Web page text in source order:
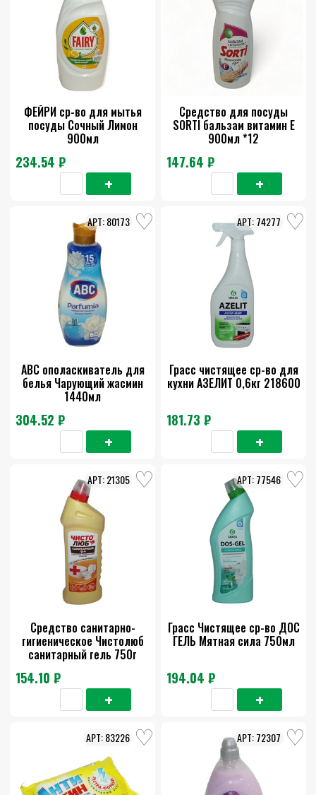
ФЕЙРИ ср-во для мытья
посуды Сочный Лимон
900мл
234.54 ₽
Средство для посуды
SORTI бальзам витамин Е
900мл *12
147.64 ₽
АВС ополаскиватель для
белья Чарующий жасмин
1440мл
304.52 ₽
80173
Грасс чистящее ср-во для
кухни АЗЕЛИТ 0,6кг 218600
181.73 ₽
74277
Средство санитарно-
гигиеническое Чистолюб
санитарный гель 750г
154.10 ₽
21305
Грасс Чистящее ср-во ДОС
ГЕЛЬ Мятная сила 750мл
194.04 ₽
77546
83226 72307